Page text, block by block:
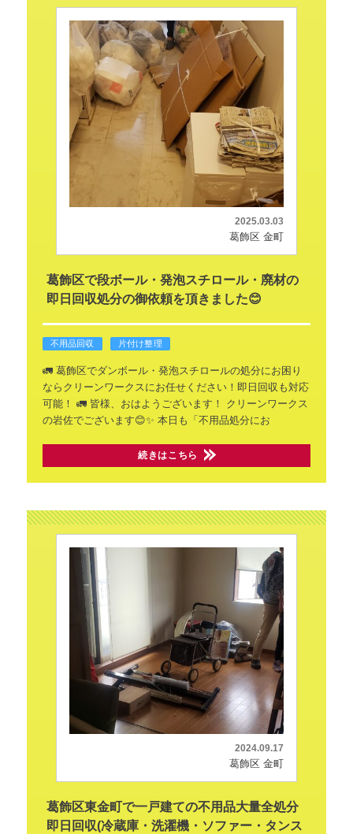
2025.03.03
葛飾区 金町
葛飾区で段ボール・発泡スチロール・廃材の
即日回収処分の御依頼を頂きました😊
不用品回収 片付け整理
🚛 葛飾区でダンボール・発泡スチロールの処分にお困り
ならクリーンワークスにお任せください！即日回収も対応
可能！ 🚛 皆様、おはようございます！
クリーンワークス
の岩佐でございます😊✨ 本日も「不用品処分にお
続きはこちら
2024.09.17
葛飾区 金町
葛飾区東金町で一戸建ての不用品大量全処分
即日回収(冷蔵庫・洗濯機・ソファー・タンス